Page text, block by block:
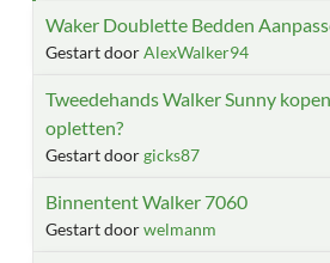
Waker Doublette Bedden
Gestart doorAlexWalker94
Tweedehands Walker Sunny
opletten?
Gestart doorgicks87
Binnentent Walker 7060
Gestart doorwelmanm